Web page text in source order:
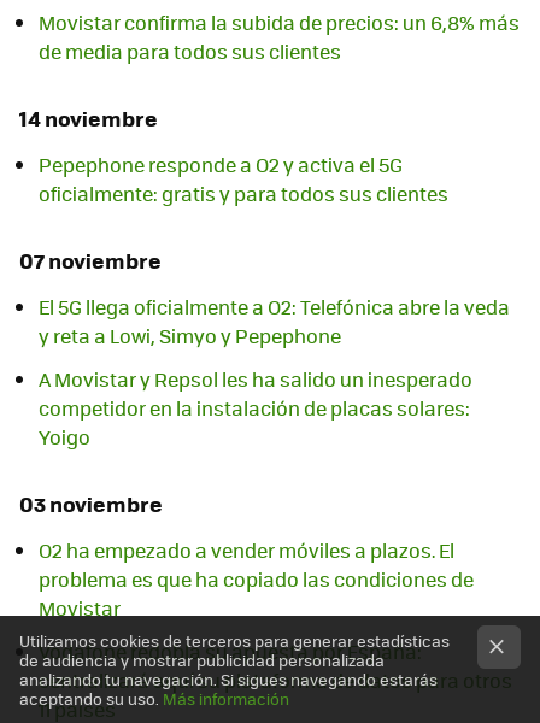
Movistar confirma la subida de precios: un 6,8% más
de media para todos sus clientes
14 noviembre
Pepephone responde a O2 y activa el 5G
oficialmente: gratis y para todos sus clientes
07 noviembre
El 5G llega oficialmente a O2: Telefónica abre la veda
y reta a Lowi, Simyo y Pepephone
A Movistar y Repsol les ha salido un inesperado
competidor en la instalación de placas solares:
Yoigo
03 noviembre
O2 ha empezado a vender móviles a plazos. El
problema es que ha copiado las condiciones de
Movistar
Vodafone redobla su apuesta por España:
centralizará aquí su plataforma de datos para otros
11 países
Utilizamos cookies de terceros para generar estadísticas
de audiencia y mostrar publicidad personalizada
analizando tu navegación. Si sigues navegando estarás
aceptando su uso. Más información